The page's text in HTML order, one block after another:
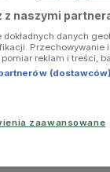
z naszymi
dokładnych danych
Przechowywanie
reklam i treści,
(dostawców)
zaawansowane